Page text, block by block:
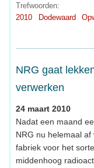
Trefwoorden:
2010
Dodewaard
NRG gaat
verwerken
24 maart 2010
Nadat een maand
NRG nu helemaal
fabriek voor het
middenhoog